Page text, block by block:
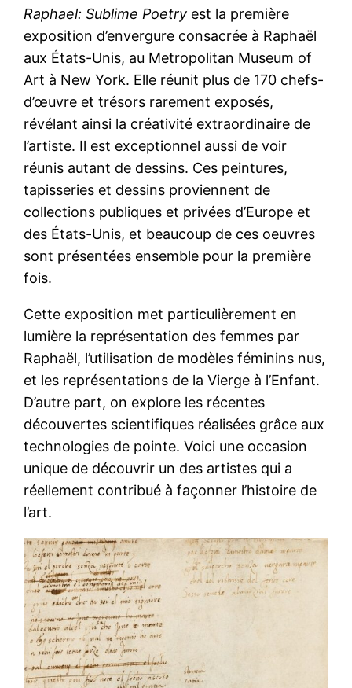
Raphael: Sublime Poetry est la première
exposition d’envergure consacrée à Raphaël
aux États-Unis, au Metropolitan Museum of
Art à New York. Elle réunit plus de 170 chefs-
d’œuvre et trésors rarement exposés,
révélant ainsi la créativité extraordinaire de
l’artiste. Il est exceptionnel aussi de voir
réunis autant de dessins. Ces peintures,
tapisseries et dessins proviennent de
collections publiques et privées d’Europe et
des États-Unis, et beaucoup de ces oeuvres
sont présentées ensemble pour la première
fois.
Cette exposition met particulièrement en
lumière la représentation des femmes par
Raphaël, l’utilisation de modèles féminins nus,
et les représentations de la Vierge à l’Enfant.
D’autre part, on explore les récentes
découvertes scientifiques réalisées grâce aux
technologies de pointe. Voici une occasion
unique de découvrir un des artistes qui a
réellement contribué à façonner l’histoire de
l’art.